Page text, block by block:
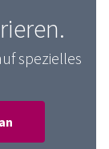
spezielles